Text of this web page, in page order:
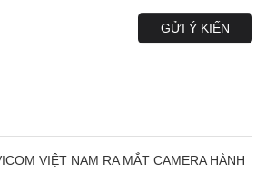
GỬI Ý KIẾN
VIỆT NAM RA MẮT CAMERA HÀNH